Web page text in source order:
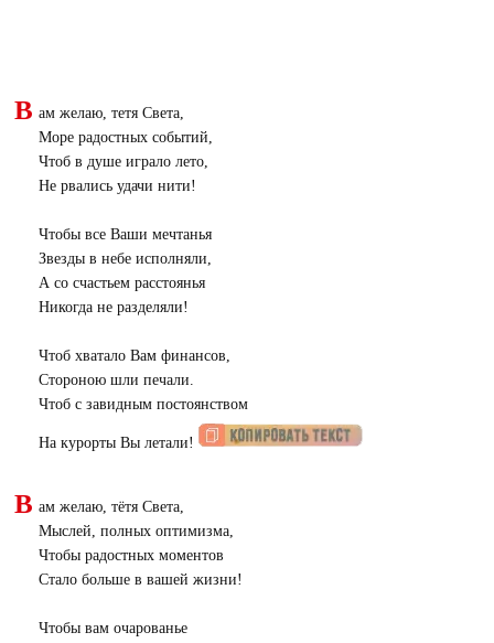
В ам желаю, тетя Света,
Море радостных событий,
Чтоб в душе играло лето,
Не рвались удачи нити!
Чтобы все Ваши мечтанья
Звезды в небе исполняли,
А со счастьем расстоянья
Никогда не разделяли!
Чтоб хватало Вам финансов,
Стороною шли печали.
Чтоб с завидным постоянством
На курорты Вы летали!
В ам желаю, тётя Света,
Мыслей, полных оптимизма,
Чтобы радостных моментов
Стало больше в вашей жизни!
Чтобы вам очарованье